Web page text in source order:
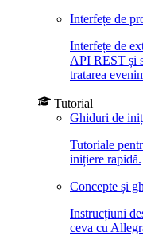
Interfețe de
Interfețe de
API REST și
tratarea
Tutorial
Ghiduri de
Tutoriale
inițiere rapidă.
Concepte și
Instrucțiuni
ceva cu